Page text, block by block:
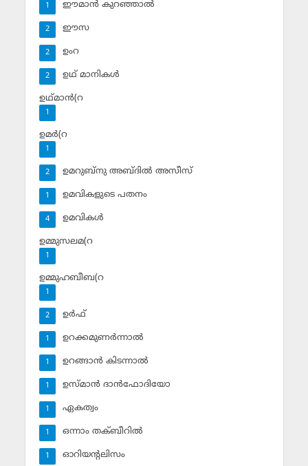
ഈമാന്‍ കുറഞ്ഞാല്‍
1
ഈസ
2
ഉംറ
2
ഉഥ് മാനികള്‍
2
ഉഥ്മാന്‍(റ
1
ഉമര്‍(റ
1
ഉമറുബ്‌നു അബ്ദില്‍ അസീസ്‌
2
ഉമവികളുടെ പതനം
1
ഉമവികള്‍
4
ഉമ്മുസലമ(റ
1
ഉമ്മുഹബീബ(റ
1
ഉര്‍ഫ്
2
ഉറക്കമുണര്‍ന്നാല്‍
1
ഉറങ്ങാന്‍ കിടന്നാല്‍
1
ഉസ്മാന്‍ ദാന്‍ഫോദിയോ
1
ഏകത്വം
1
ഒന്നാം തക്ബീറില്‍
1
ഓറിയന്റലിസം
1